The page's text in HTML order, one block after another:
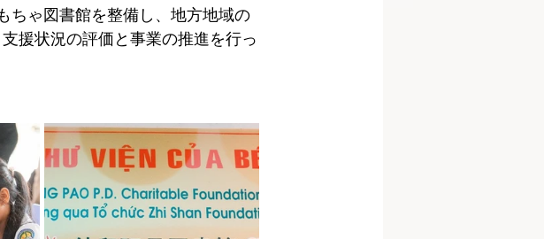
ちゃ図書館を整備し、地方地域の
援状況の評価と事業の推進を行っ